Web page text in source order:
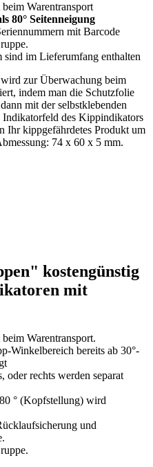
Warentransport
80° Seitenneigung
mit Barcode
im Lieferumfang enthalten
zur Überwachung beim
indem man die Schutzfolie
mit der selbstklebenden
Indikatorfeld des Kippindikators
Ihr kippgefährdetes Produkt um
74 x 60 x 5 mm.
kostengünstig
mit
Warentransport.
Winkelbereich bereits ab 30°-
rechts werden separat
° (Kopfstellung) wird
und